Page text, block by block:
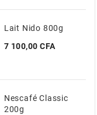
Lait Nido 800g
Prix
7 100,00 CFA
Nescafé Classic
200g